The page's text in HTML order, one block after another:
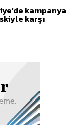
kampanya
karşı